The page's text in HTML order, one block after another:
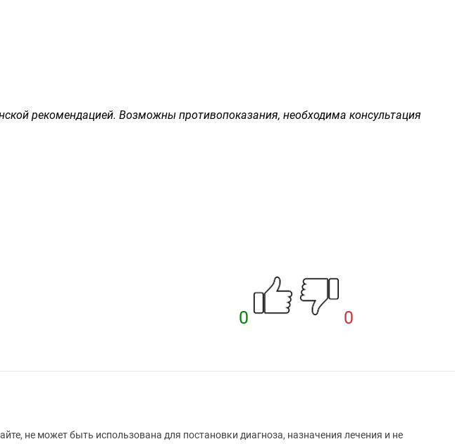
рекомендацией. Возможны противопоказания, необходима консультация
0 0
не может быть использована для постановки диагноза, назначения лечения и не